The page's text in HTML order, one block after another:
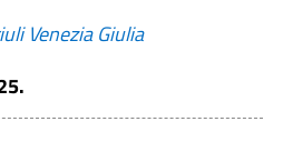
Venezia Giulia